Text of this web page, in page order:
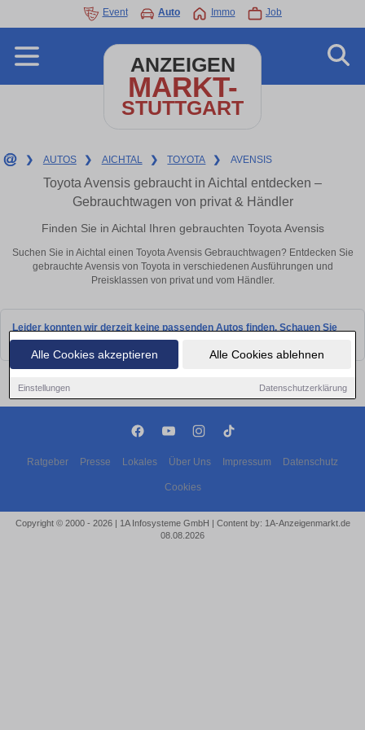
Alle Cookies akzeptieren Alle Cookies ablehnen
Einstellungen Datenschutzerklärung
Event Auto Immo Job
ANZEIGEN
MARKT-
STUTTGART
❯ AUTOS ❯ AICHTAL ❯ TOYOTA ❯ AVENSIS
Toyota Avensis gebraucht in Aichtal entdecken –
Gebrauchtwagen von privat & Händler
Finden Sie in Aichtal Ihren gebrauchten Toyota Avensis
Suchen Sie in Aichtal einen Toyota Avensis Gebrauchtwagen? Entdecken Sie
gebrauchte Avensis von Toyota in verschiedenen Ausführungen und
Preisklassen von privat und vom Händler.
Leider konnten wir derzeit keine passenden Autos finden. Schauen Sie
bald wieder vorbei!
Ratgeber Presse Lokales Über Uns Impressum Datenschutz
Cookies
Copyright © 2000 - 2026 | 1A Infosysteme GmbH | Content by: 1A-Anzeigenmarkt.de
08.08.2026